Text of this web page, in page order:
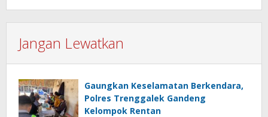
Jangan Lewatkan
Gaungkan Keselamatan Berkendara,
Polres Trenggalek Gandeng
Kelompok Rentan